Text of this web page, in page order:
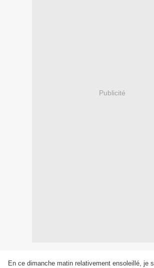
Publicité
En ce dimanche matin relativement ensoleillé, je